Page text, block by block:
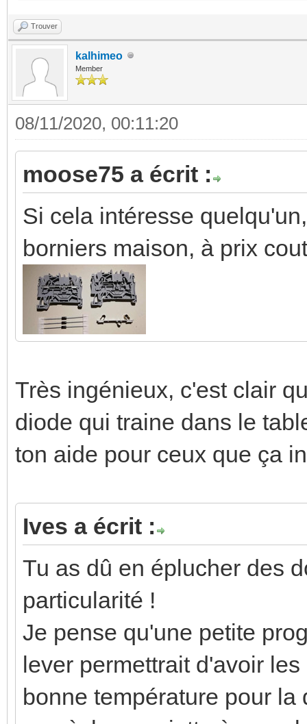
Trouver
kalhimeo
Member
08/11/2020, 00:11:20
moose75 a écrit :
Si cela intéresse
borniers maison, à prix
Très ingénieux, c'est clair
diode qui traine dans le
ton aide pour ceux que ça
Ives a écrit :
Tu as dû en éplucher des
particularité !
Je pense qu'une petite
lever permettrait d'avoir
bonne température pour